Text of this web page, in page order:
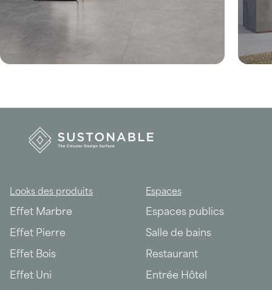
Looks des produits
Effet Marbre
Effet Pierre
Effet Bois
Effet Uni
Espaces
Espaces publics
Salle de bains
Restaurant
Entrée Hôtel